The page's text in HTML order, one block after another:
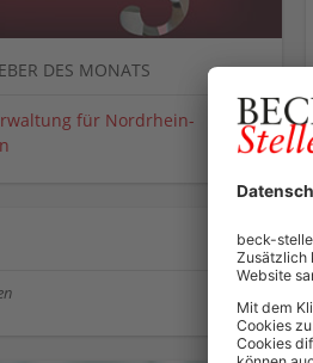
DES MONATS
für Nordrhein-